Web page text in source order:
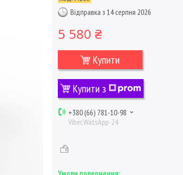
Відправка з 14 серпня 2026
5 580 ₴
Купити
Купити з
+380 (66) 781-10-98
Viber,WatsApp-24